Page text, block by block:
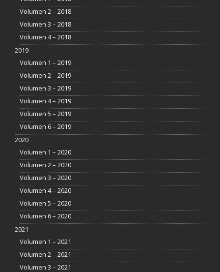
Volumen 2 – 2018
Volumen 3 – 2018
Volumen 4 – 2018
2019
Volumen 1 – 2019
Volumen 2 – 2019
Volumen 3 – 2019
Volumen 4 – 2019
Volumen 5 – 2019
Volumen 6 – 2019
2020
Volumen 1 – 2020
Volumen 2 – 2020
Volumen 3 – 2020
Volumen 4 – 2020
Volumen 5 – 2020
Volumen 6 – 2020
2021
Volumen 1 – 2021
Volumen 2 – 2021
Volumen 3 – 2021